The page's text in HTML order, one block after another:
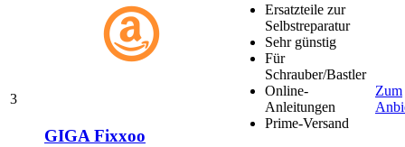
3
GIGA Fixxoo
Ersatzteile zur
Selbstreparatur
Sehr günstig
Für
Schrauber/Bastler
Online-
Anleitungen
Prime-Versand
Zum